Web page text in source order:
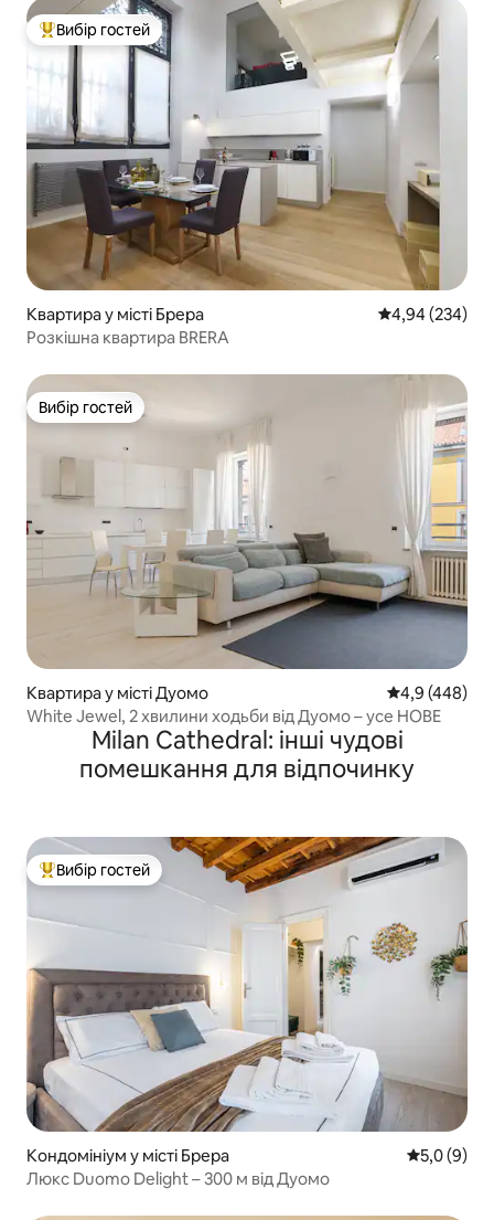
Топ вибір гостей
Вибір гостей
Квартира у місті Брера Середня
4,94 (234)
Розкішна квартира BRERA
Вибір гостей
Вибір гостей
Квартира у місті Дуомо Середня
4,9 (448)
White Jewel, 2 хвилини ходьби від Дуомо – усе НОВЕ
Milan Cathedral: інші чудові
помешкання для відпочинку
Топ вибір гостей
Вибір гостей
Кондомініум у місті Брера Середня
5,0 (9)
Люкс Duomo Delight – 300 м від Дуомо